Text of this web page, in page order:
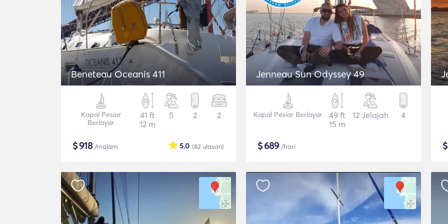
Beneteau Oceanis 411
Kapal Pesiar
Berlayar
41 ft
12 m
5 2 2
$918/malam (82 ulasan)
5.0
Jenneau Sun Odyssey 49
Kapal Pesiar Berlayar
49 ft
15 m
12 Jelajah 4
$689/hari